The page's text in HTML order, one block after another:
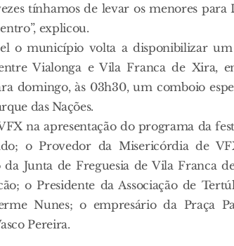
tínhamos de levar os menores para
explicou.
o município volta a disponibilizar
Vialonga e Vila Franca de Xira,
domingo, às 03h30, um comboio
das Nações.
na apresentação do programa da
o Provedor da Misericórdia de
Junta de Freguesia de Vila Franca
o Presidente da Associação de
Nunes; o empresário da Praça
Pereira.